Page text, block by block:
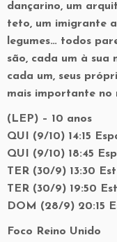
dançarino, um
teto, um imigrante
legumes… todos
são, cada um à sua
cada um, seus
mais importante no
(LEP) – 10 anos
QUI (9/10) 14:15
QUI (9/10) 18:45
TER (30/9) 13:30
TER (30/9) 19:50
DOM (28/9) 20:15
Foco Reino Unido